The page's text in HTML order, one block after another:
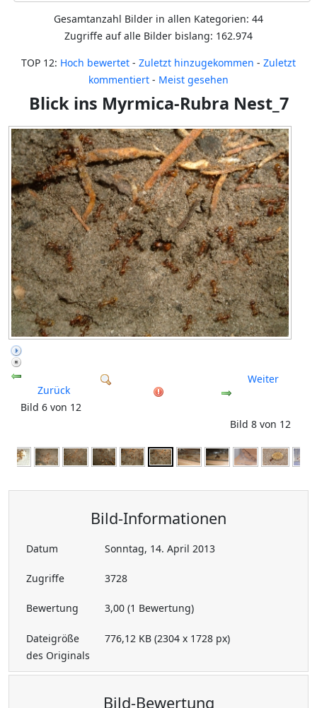
Gesamtanzahl Bilder in allen Kategorien: 44
Zugriffe auf alle Bilder bislang: 162.974
TOP 12: Hoch bewertet - Zuletzt hinzugekommen - Zuletzt
kommentiert - Meist gesehen
Blick ins Myrmica-Rubra Nest_7
Zurück
Bild 6 von 12
Weiter
Bild 8 von 12
Bild-Informationen
Datum Sonntag, 14. April 2013
Zugriffe 3728
Bewertung 3,00 (1 Bewertung)
Dateigröße
des Originals
776,12 KB (2304 x 1728 px)
Bild-Bewertung